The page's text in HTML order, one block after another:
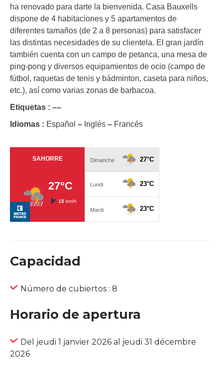
ha renovado para darte la bienvenida. Casa Bauxells
dispone de 4 habitaciones y 5 apartamentos de
diferentes tamaños (de 2 a 8 personas) para satisfacer
las distintas necesidades de su clientela. El gran jardín
también cuenta con un campo de petanca, una mesa de
ping-pong y diversos equipamientos de ocio (campo de
fútbol, raquetas de tenis y bádminton, caseta para niños,
etc.), así como varias zonas de barbacoa.
Etiquetas : ––
Idiomas : Español – Inglés – Francés
Capacidad
Número de cubiertos : 8
Horario de apertura
Del jeudi 1 janvier 2026 al jeudi 31 décembre
2026